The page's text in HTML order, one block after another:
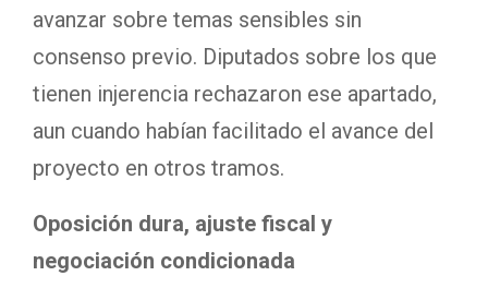
avanzar sobre temas sensibles sin
consenso previo. Diputados sobre los que
tienen injerencia rechazaron ese apartado,
aun cuando habían facilitado el avance del
proyecto en otros tramos.
Oposición dura, ajuste fiscal y
negociación condicionada